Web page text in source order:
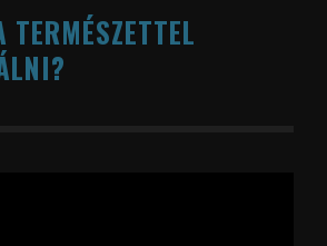
TERMÉSZETTEL